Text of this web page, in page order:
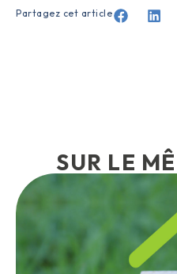
Partagez cet article
SUR LE